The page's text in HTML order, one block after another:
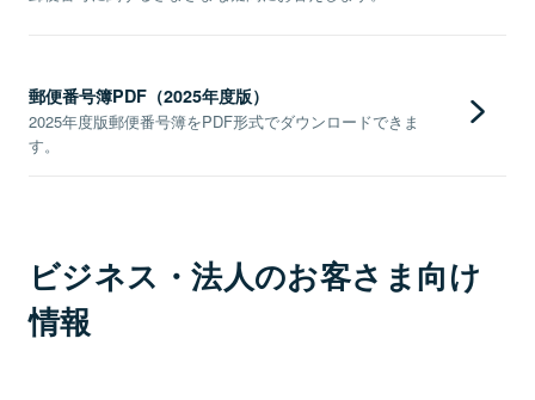
郵便番号簿PDF（2025年度版）
2025年度版郵便番号簿をPDF形式でダウンロードできま
す。
ビジネス・法人のお客さま向け
情報